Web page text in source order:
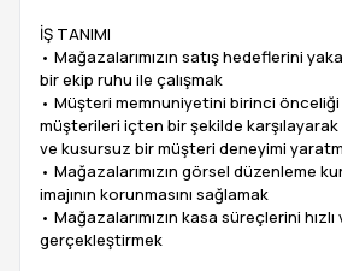
İŞ TANIMI
• Mağazalarımızın satış hedeflerini
bir ekip ruhu ile çalışmak
• Müşteri memnuniyetini birinci
müşterileri içten bir şekilde karşılayarak
ve kusursuz bir müşteri deneyimi
• Mağazalarımızın görsel düzenleme
imajının korunmasını sağlamak
• Mağazalarımızın kasa süreçlerini
gerçekleştirmek